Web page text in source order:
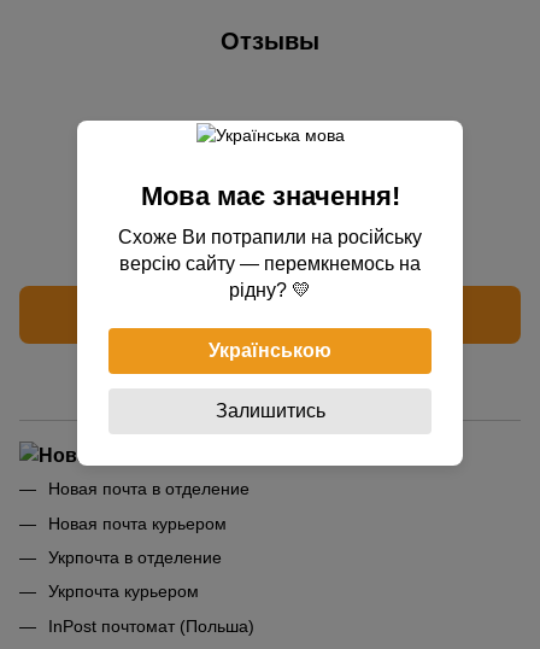
Отзывы
Добавьте первый отзыв
Доставка Оплата Гарантия
Новая почта в отделение
Новая почта курьером
Укрпочта в отделение
Укрпочта курьером
InPost почтомат (Польша)
Мова має значення!
Схоже Ви потрапили на російську
версію сайту — перемкнемось на
рідну? 💛
Українською
Залишитись